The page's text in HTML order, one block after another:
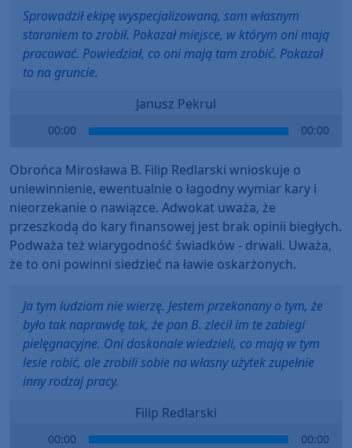
Sprowadził ekipę wyspecjalizowaną, sam własnym
staraniem to zrobił. Pokazał miejsce, w którym oni mają
pracować. Powiedział, co oni mają tam zrobić. Pokazał
to na gruncie.
Janusz Pekrul
00:00 00:00
Obrońca Mirosława B. Filip Redlarski wnioskuje o
uniewinnienie, ewentualnie o łagodny wymiar kary i
nieorzekanie o nawiązce. Adwokat uważa, że
przeszkodą do kary finansowej jest brak opinii biegłych.
Podważa też wiarygodność świadków - drwali. Uważa,
że to oni powinni siedzieć na ławie oskarżonych.
Ja tym ludziom nie wierzę. Jestem przekonany o tym, że
było tak naprawdę tak, że pan B. zlecił im te zabiegi
pielęgnacyjne. Oni doskonale wiedzieli, co mają w tym
lesie robić, ale zrobili sobie na własny użytek zupełnie
inny rodzaj pracy.
Filip Redlarski
00:00 00:00